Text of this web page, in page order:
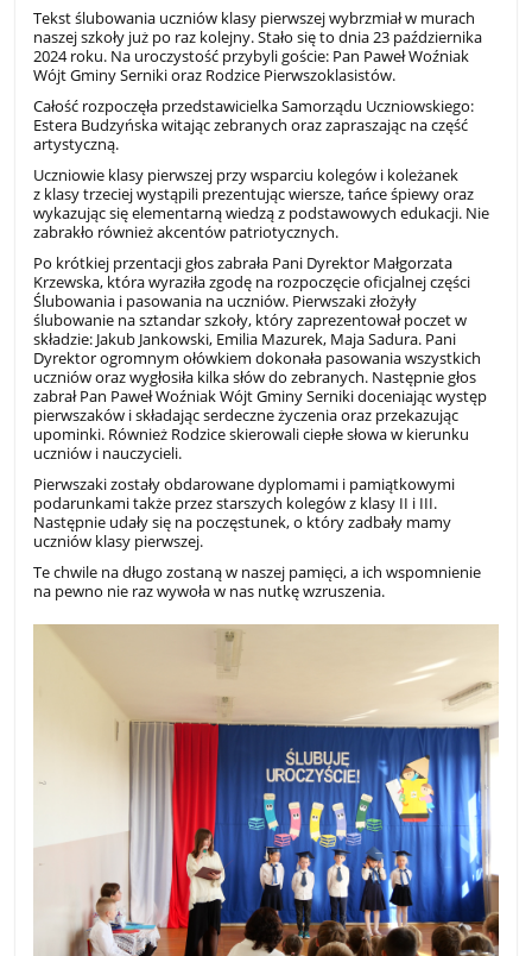
Tekst ślubowania uczniów klasy pierwszej wybrzmiał w murach
naszej szkoły już po raz kolejny. Stało się to dnia 23 października
2024 roku. Na uroczystość przybyli goście: Pan Paweł Woźniak
Wójt Gminy Serniki oraz Rodzice Pierwszoklasistów.
Całość rozpoczęła przedstawicielka Samorządu Uczniowskiego:
Estera Budzyńska witając zebranych oraz zapraszając na część
artystyczną.
Uczniowie klasy pierwszej przy wsparciu kolegów i koleżanek
z klasy trzeciej wystąpili prezentując wiersze, tańce śpiewy oraz
wykazując się elementarną wiedzą z podstawowych edukacji. Nie
zabrakło również akcentów patriotycznych.
Po krótkiej przentacji głos zabrała Pani Dyrektor Małgorzata
Krzewska, która wyraziła zgodę na rozpoczęcie oficjalnej części
Ślubowania i pasowania na uczniów. Pierwszaki złożyły
ślubowanie na sztandar szkoły, który zaprezentował poczet w
składzie: Jakub Jankowski, Emilia Mazurek, Maja Sadura. Pani
Dyrektor ogromnym ołówkiem dokonała pasowania wszystkich
uczniów oraz wygłosiła kilka słów do zebranych. Następnie głos
zabrał Pan Paweł Woźniak Wójt Gminy Serniki doceniając występ
pierwszaków i składając serdeczne życzenia oraz przekazując
upominki. Również Rodzice skierowali ciepłe słowa w kierunku
uczniów i nauczycieli.
Pierwszaki zostały obdarowane dyplomami i pamiątkowymi
podarunkami także przez starszych kolegów z klasy II i III.
Następnie udały się na poczęstunek, o który zadbały mamy
uczniów klasy pierwszej.
Te chwile na długo zostaną w naszej pamięci, a ich wspomnienie
na pewno nie raz wywoła w nas nutkę wzruszenia.